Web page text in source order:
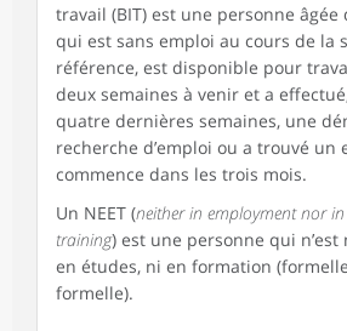
travail (BIT) est une personne âgée
qui est sans emploi au cours de la
référence, est disponible pour
deux semaines à venir et a
quatre dernières semaines, une
recherche d’emploi ou a trouvé un
commence dans les trois mois.
Un NEET (neither in employment nor
training) est une personne qui
en études, ni en formation
formelle).